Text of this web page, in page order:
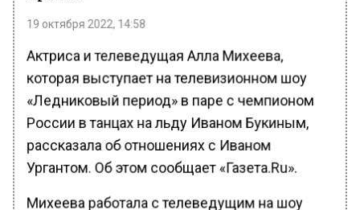
19 октября 2022, 14:58
Актриса и телеведущая Алла Михеева,
которая выступает на телевизионном шоу
«Ледниковый период» в паре с чемпионом
России в танцах на льду Иваном Букиным,
рассказала об отношениях с Иваном
Ургантом. Об этом сообщает «Газета.Ru».
Михеева работала с телеведущим на шоу